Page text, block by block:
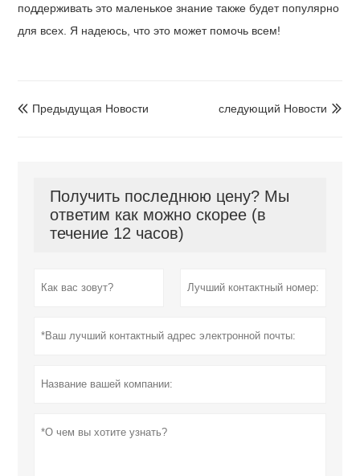
поддерживать это маленькое знание также будет популярно
для всех. Я надеюсь, что это может помочь всем!
 Предыдущая Hовости 
следующий Hовости
Получить последнюю цену? Мы
ответим как можно скорее (в
течение 12 часов)